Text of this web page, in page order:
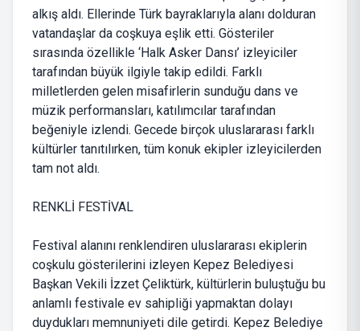
alkış aldı. Ellerinde Türk bayraklarıyla alanı dolduran
vatandaşlar da coşkuya eşlik etti. Gösteriler
sırasında özellikle ‘Halk Asker Dansı’ izleyiciler
tarafından büyük ilgiyle takip edildi. Farklı
milletlerden gelen misafirlerin sunduğu dans ve
müzik performansları, katılımcılar tarafından
beğeniyle izlendi. Gecede birçok uluslararası farklı
kültürler tanıtılırken, tüm konuk ekipler izleyicilerden
tam not aldı.
RENKLİ FESTİVAL
Festival alanını renklendiren uluslararası ekiplerin
coşkulu gösterilerini izleyen Kepez Belediyesi
Başkan Vekili İzzet Çeliktürk, kültürlerin buluştuğu bu
anlamlı festivale ev sahipliği yapmaktan dolayı
duydukları memnuniyeti dile getirdi. Kepez Belediye